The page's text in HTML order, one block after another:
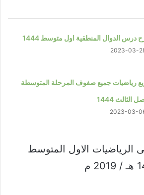
درس الدوال المنطقية اول متوسط 1444
2023-03-
رياضيات جميع صفوف المرحلة المتوسطة
الثالث 1444
2023-03-
الرياضيات الاول المتوسط